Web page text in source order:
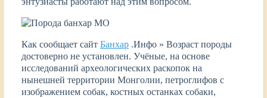
Как сообщает сайт Банхар .Инфо » Возраст породы
достоверно не установлен. Учёные, на основе
исследований археологических раскопок на
нынешней территории Монголии, петроглифов с
изображением собак, костных останках собаки,